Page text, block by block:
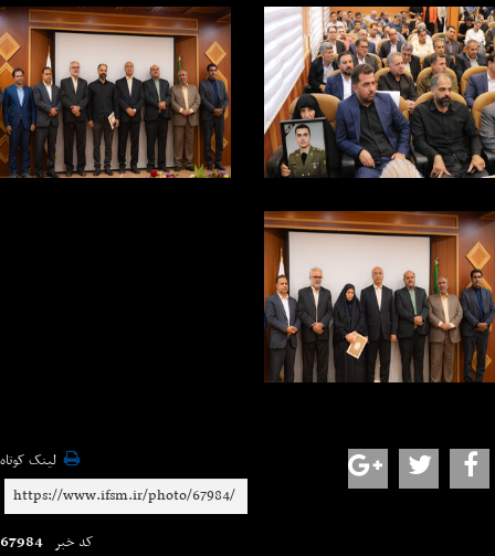
لینک کوتاه
کد خبر 67984